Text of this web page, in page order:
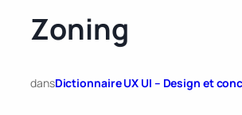
Zoning
dansDictionnaire UX UI – Design et